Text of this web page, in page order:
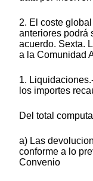
2. El coste
anteriores podrá
acuerdo. Sexta.
a la Comunidad
1.
los importes
Del total
a) Las
conforme a lo
Convenio